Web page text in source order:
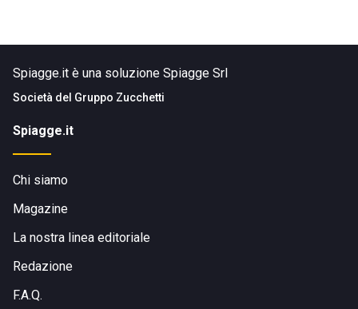
Spiagge.it è una soluzione Spiagge Srl
Società del Gruppo Zucchetti
Spiagge.it
Chi siamo
Magazine
La nostra linea editoriale
Redazione
F.A.Q.